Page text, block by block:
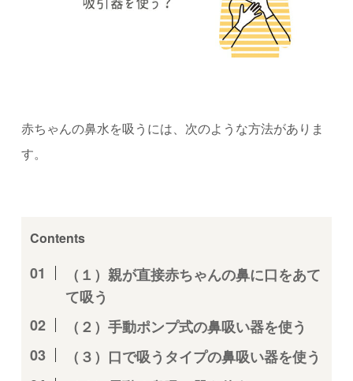
赤ちゃんの鼻水を吸うには、次のような方法がありま
す。
Contents
（１）親が直接赤ちゃんの鼻に口をあて
て吸う
（２）手動ポンプ式の鼻吸い器を使う
（３）口で吸うタイプの鼻吸い器を使う